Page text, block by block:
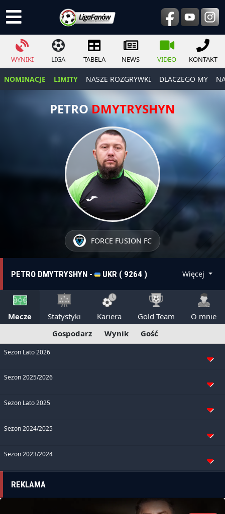
WYNIKI LIGA TABELA NEWS VIDEO KONTAKT
NOMINACJE LIMITY NASZE ROZGRYWKI DLACZEGO MY
PETRODMYTRYSHYN
FORCE FUSION FC
PETRO DMYTRYSHYN - UKR ( 9264 ) Więcej
Mecze Statystyki Kariera Gold Team
O mnie
Gospodarz
Wynik Gość
Sezon Lato 2026
Sezon 2025/2026
Sezon Lato 2025
Sezon 2024/2025
Sezon 2023/2024
REKLAMA